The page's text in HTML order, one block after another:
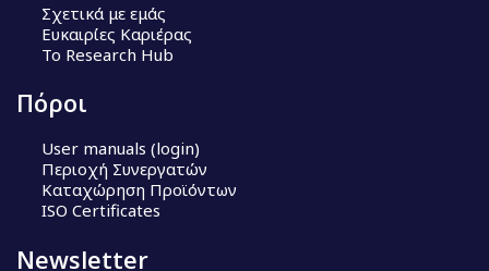
Σχετικά με εμάς
Ευκαιρίες Καριέρας
Το Research Hub
Πόροι
User manuals (login)
Περιοχή Συνεργατών
Καταχώρηση Προϊόντων
ISO Certificates
Newsletter